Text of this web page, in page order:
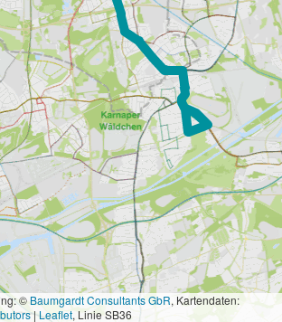
©Baumgardt Consultants GbR, Kartendaten:
|Leaflet, Linie SB36